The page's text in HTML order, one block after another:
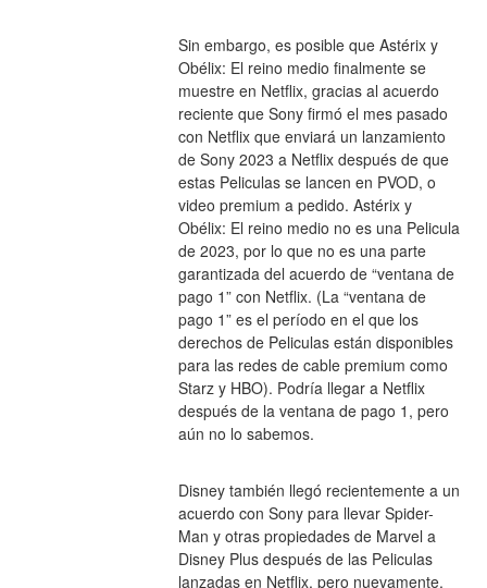
Sin embargo, es posible que Astérix y
Obélix: El reino medio finalmente se
muestre en Netflix, gracias al acuerdo
reciente que Sony firmó el mes pasado
con Netflix que enviará un lanzamiento
de Sony 2023 a Netflix después de que
estas Peliculas se lancen en PVOD, o
video premium a pedido. Astérix y
Obélix: El reino medio no es una Pelicula
de 2023, por lo que no es una parte
garantizada del acuerdo de “ventana de
pago 1” con Netflix. (La “ventana de
pago 1” es el período en el que los
derechos de Peliculas están disponibles
para las redes de cable premium como
Starz y HBO). Podría llegar a Netflix
después de la ventana de pago 1, pero
aún no lo sabemos.
Disney también llegó recientemente a un
acuerdo con Sony para llevar Spider-
Man y otras propiedades de Marvel a
Disney Plus después de las Peliculas
lanzadas en Netflix, pero nuevamente,